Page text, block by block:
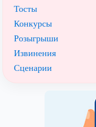
Тосты
Конкурсы
Розыгрыши
Извинения
Сценарии